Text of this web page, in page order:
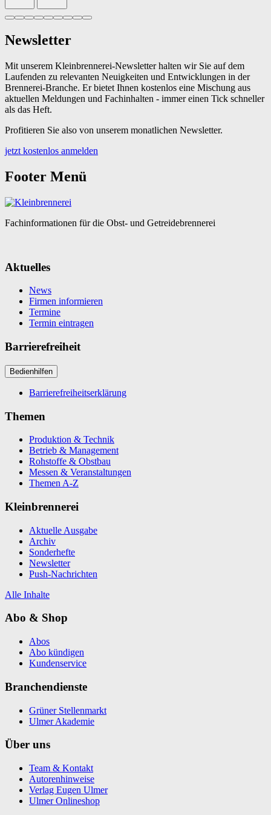
Newsletter
Mit unserem Kleinbrennerei-Newsletter halten wir Sie auf dem
Laufenden zu relevanten Neuigkeiten und Entwicklungen in der
Brennerei-Branche. Er bietet Ihnen kostenlos eine Mischung aus
aktuellen Meldungen und Fachinhalten - immer einen Tick schneller
als das Heft.
Profitieren Sie also von unserem monatlichen Newsletter.
jetzt kostenlos anmelden
Footer Menü
Fachinformationen für die Obst- und Getreidebrennerei
Aktuelles
News
Firmen informieren
Termine
Termin eintragen
Barrierefreiheit
Bedienhilfen
Barrierefreiheitserklärung
Themen
Produktion & Technik
Betrieb & Management
Rohstoffe & Obstbau
Messen & Veranstaltungen
Themen A-Z
Kleinbrennerei
Aktuelle Ausgabe
Archiv
Sonderhefte
Newsletter
Push-Nachrichten
Alle Inhalte
Abo & Shop
Abos
Abo kündigen
Kundenservice
Branchendienste
Grüner Stellenmarkt
Ulmer Akademie
Über uns
Team & Kontakt
Autorenhinweise
Verlag Eugen Ulmer
Ulmer Onlineshop